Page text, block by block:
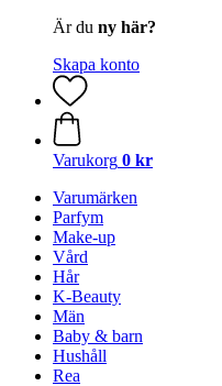
Är du ny här?
Skapa konto
Varukorg 0 kr
Varumärken
Parfym
Make-up
Vård
Hår
K-Beauty
Män
Baby & barn
Hushåll
Rea